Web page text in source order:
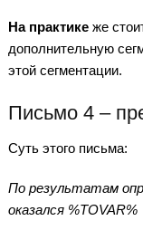
На практикеже
дополнительную
этой сегментации.
Письмо 4 –
Суть этого письма:
По результатам
оказался %TOVAR%